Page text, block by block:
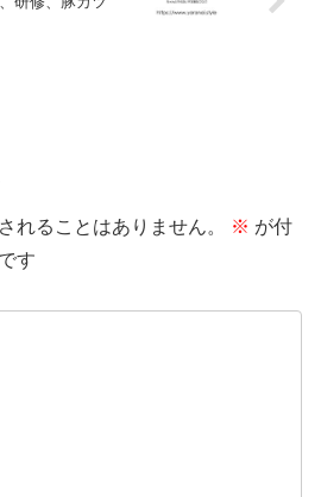
れることはありません。 ※ が付
す